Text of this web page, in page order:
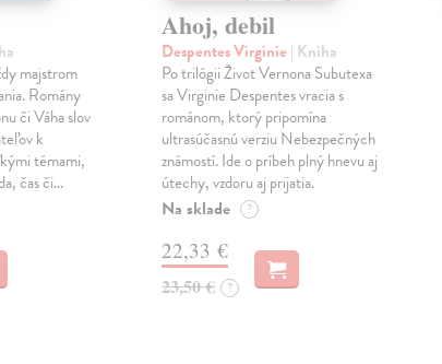
majstrom
Romány
či Váha slov
k
témami,
čas či…
Ahoj, debil
Despentes Virginie | Kniha
Po trilógii Život Vernona Subutexa
sa Virginie Despentes vracia s
románom, ktorý pripomína
ultrasúčasnú verziu Nebezpečných
známostí. Ide o príbeh plný hnevu aj
útechy, vzdoru aj prijatia.
Na sklade ?
22,33 €
23,50 € ?